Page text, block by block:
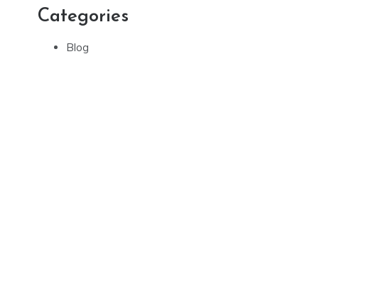
Categories
Blog